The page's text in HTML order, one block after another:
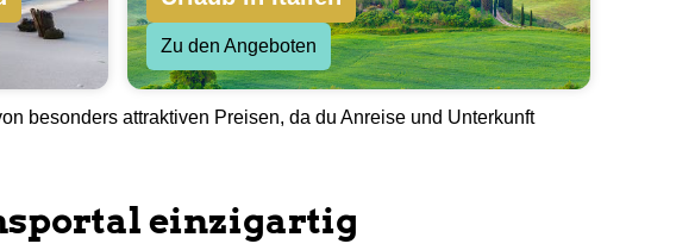
465,-
5
83.4%
259 Bewertungen
563,-
flexibel & günstig